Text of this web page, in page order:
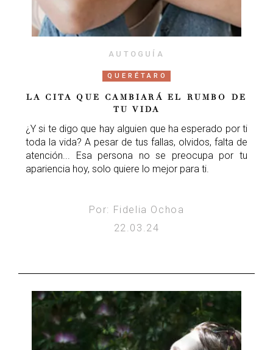
AUTOGUÍA
QUERÉTARO
LA CITA QUE CAMBIARÁ EL RUMBO DE
TU VIDA
¿Y si te digo que hay alguien que ha esperado por ti
toda la vida? A pesar de tus fallas, olvidos, falta de
atención... Esa persona no se preocupa por tu
apariencia hoy, solo quiere lo mejor para ti.
Por: Fidelia Ochoa
22.03.24